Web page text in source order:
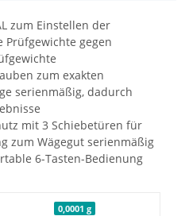
zum Einstellen der
Prüfgewichte gegen
zum exakten
serienmäßig, dadurch
mit 3 Schiebetüren für
zum Wägegut serienmäßig
6-Tasten-Bedienung
0,0001 g